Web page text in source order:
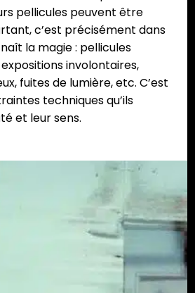
pellicules peuvent être
c’est précisément dans
la magie : pellicules
involontaires,
fuites de lumière, etc. C’est
techniques qu’ils
et leur sens.